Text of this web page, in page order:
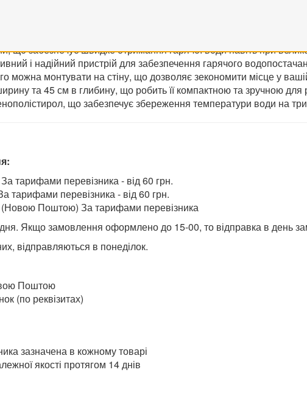
корпусі, що дозволяє легко регулювати температуру води.
що забезпечує швидке отримання гарячої води навіть при
і надійний пристрій для забезпечення гарячого
можна монтувати на стіну, що дозволяє зекономити місце у
та 45 см в глибину, що робить її компактною та зручною для
що забезпечує збереження температури води на
тарифами перевізника - від 60 грн.
перевізника - від 60 грн.
(Новою Поштою) За тарифами перевізника
Якщо замовлення оформлено до 15-00, то відправка в день
відправляються в понеділок.
Поштою
(по реквізитах)
зазначена в кожному товарі
якості протягом 14 днів